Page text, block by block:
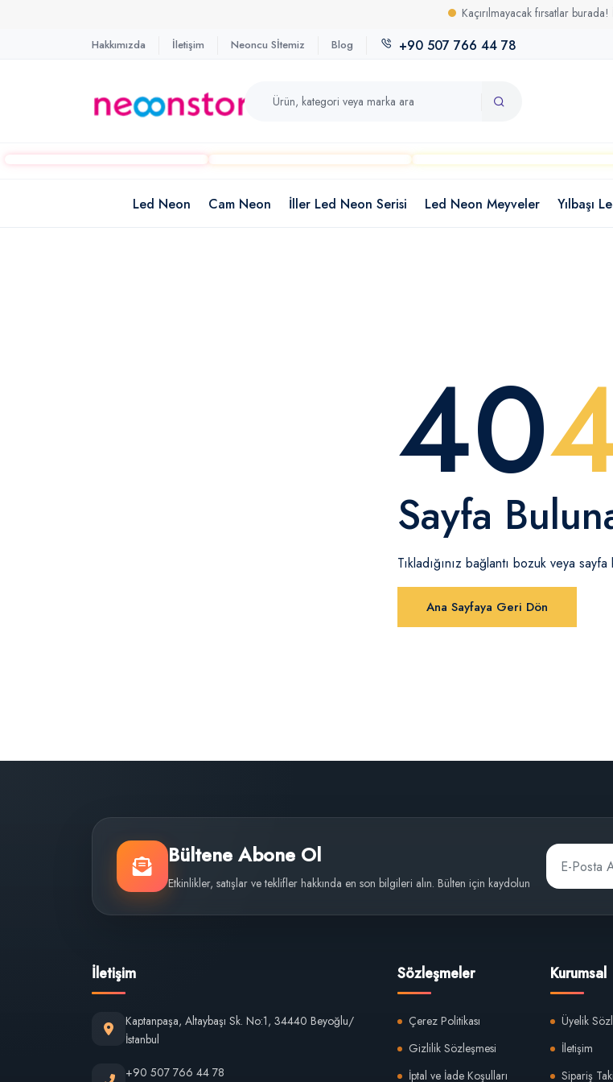
Kaçırılmayacak fırsatlar burada!
Hakkımızda İletişim Neoncu Sİtemiz Blog +90 507 766 44 78
Led Neon Cam Neon İller Led Neon Serisi Led Neon Meyveler Yılbaşı
40
Sayfa
Tıkladığınız bağlantı bozuk veya sayfa
Ana Sayfaya Geri Dön
Bültene Abone Ol
Etkinlikler, satışlar ve teklifler hakkında en son bilgileri alın. Bülten için kaydolun
İletişim
Kaptanpaşa, Altaybaşı Sk. No:1, 34440 Beyoğlu/
İstanbul
+90 507 766 44 78
Sözleşmeler
Çerez Politikası
Gizlilik Sözleşmesi
İptal ve İade Koşulları
Kurumsal
Üyelik
İletişim
Sipariş